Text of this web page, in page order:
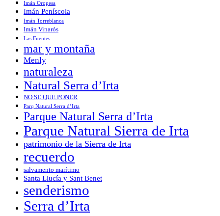
Imán Oropesa
Imán Peníscola
Imán Torreblanca
Imán Vinarós
Las Fuentes
mar y montaña
Menly
naturaleza
Natural Serra d’Irta
NO SE QUE PONER
Parq Natural Serra d’Irta
Parque Natural Serra d’Irta
Parque Natural Sierra de Irta
patrimonio de la Sierra de Irta
recuerdo
salvamento marítimo
Santa Llucía y Sant Benet
senderismo
Serra d’Irta